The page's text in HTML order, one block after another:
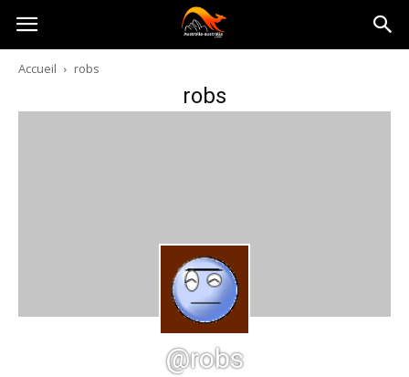
Australia-
australie.com
Accueil robs
robs
@robs